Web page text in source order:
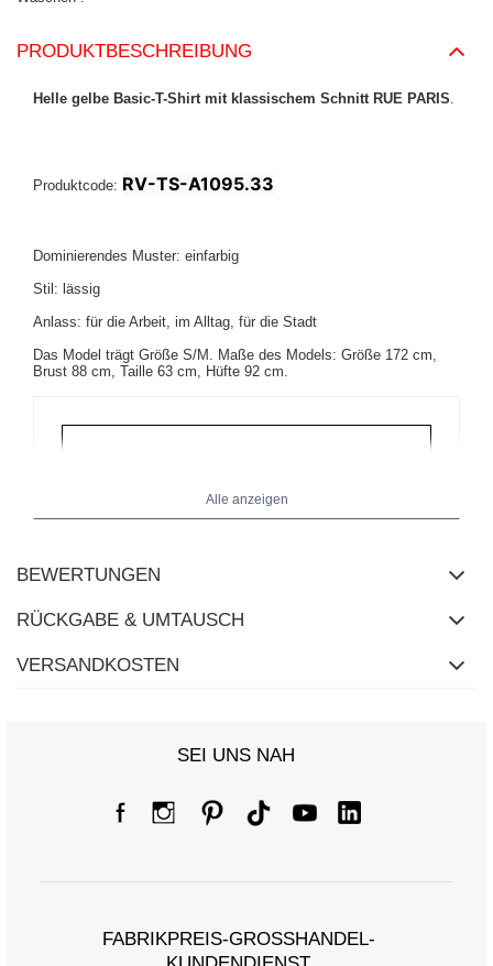
PRODUKTBESCHREIBUNG
Helle gelbe Basic-T-Shirt mit klassischem Schnitt RUE PARIS.
Produktcode: RV-TS-A1095.33
Dominierendes Muster: einfarbig
Stil: lässig
Anlass: für die Arbeit, im Alltag, für die Stadt
Das Model trägt Größe S/M. Maße des Models: Größe 172 cm,
Brust 88 cm, Taille 63 cm, Hüfte 92 cm.
Maße flach gemessen (+/- 1 cm)
[C] Hüftumfang 100
Alle anzeigen
BEWERTUNGEN
RÜCKGABE & UMTAUSCH
VERSANDKOSTEN
SEI UNS NAH
FABRIKPREIS-GROSSHANDEL-K